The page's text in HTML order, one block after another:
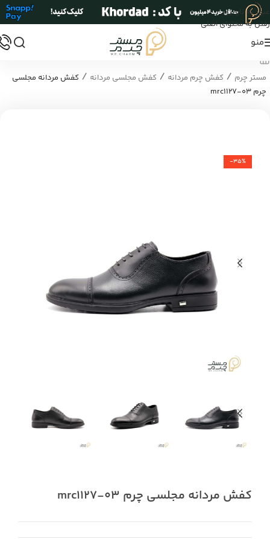
عبور به ناوبری
رفتن به محتوای اصلی
منو
مستر چرم / کفش چرم مردانه / کفش مجلسی مردانه / کفش مردانه مجلسی
چرم mrc1127-03
-35%
کفش مردانه مجلسی چرم mrc1127-03